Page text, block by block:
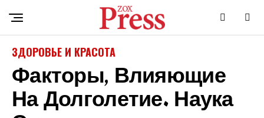
ЗДОРОВЬЕ И КРАСОТА
Факторы, Влияющие
На Долголетие. Наука